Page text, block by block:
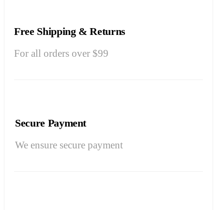
Free Shipping & Returns
For all orders over $99
Secure Payment
We ensure secure payment